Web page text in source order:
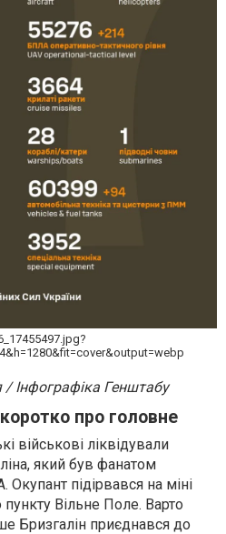
/ Інфографіка Генштабу
коротко про головне
військові ліквідували
який був фанатом
підірвався на міні
Вільне Поле. Варто
Бризгалін приєднався до